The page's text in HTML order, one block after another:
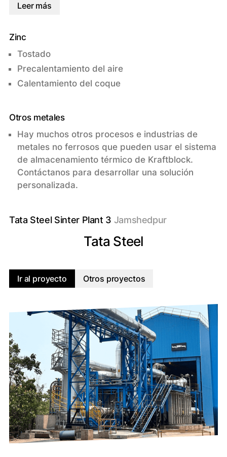
Leer más
Zinc
Tostado
Precalentamiento del aire
Calentamiento del coque
Otros metales
Hay muchos otros procesos e industrias de
metales no ferrosos que pueden usar el sistema
de almacenamiento térmico de Kraftblock.
Contáctanos para desarrollar una solución
personalizada.
Tata Steel Sinter Plant 3 Jamshedpur
Tata Steel
Ir al proyecto Otros proyectos